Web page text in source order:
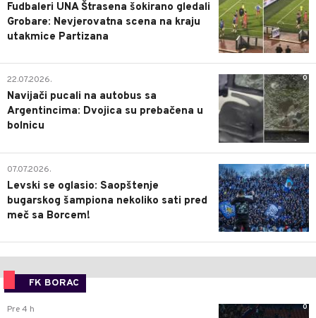
Fudbaleri UNA Štrasena šokirano gledali
Grobare: Nevjerovatna scena na kraju
utakmice Partizana
0
22.07.2026.
Navijači pucali na autobus sa
Argentincima: Dvojica su prebačena u
bolnicu
1
07.07.2026.
Levski se oglasio: Saopštenje
bugarskog šampiona nekoliko sati pred
meč sa Borcem!
FK BORAC
0
Pre 4 h